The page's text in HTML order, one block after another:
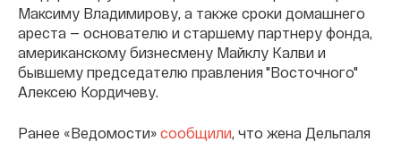
Максиму Владимирову, а также сроки домашнего
ареста — основателю и старшему партнеру фонда,
американскому бизнесмену Майклу Калви и
бывшему председателю правления "Восточного"
Алексею Кордичеву.
Ранее «Ведомости» сообщили , что жена Дельпаля